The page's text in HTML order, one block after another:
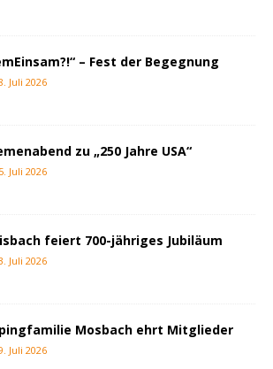
– Fest der Begegnung
Juli 2026
zu „250 Jahre USA“
Juli 2026
feiert 700-jähriges Jubiläum
Juli 2026
Mosbach ehrt Mitglieder
Juli 2026